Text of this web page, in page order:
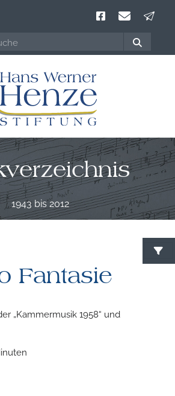
1943 bis 2012
Fantasie
„Kammermusik 1958“ und